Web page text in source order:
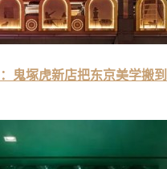
鬼塚虎新店把东京美学搬